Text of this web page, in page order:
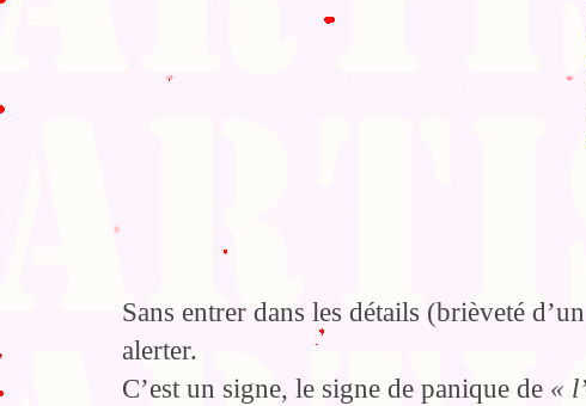
Sans entrer dans les détails (brièveté
alerter.
C’est un signe, le signe de panique de «